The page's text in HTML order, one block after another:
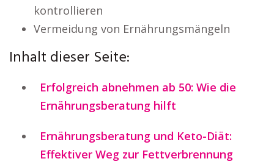
kontrollieren
Vermeidung von Ernährungsmängeln
Inhalt dieser Seite:
Erfolgreich abnehmen ab 50: Wie die
Ernährungsberatung hilft
Ernährungsberatung und Keto-Diät:
Effektiver Weg zur Fettverbrennung